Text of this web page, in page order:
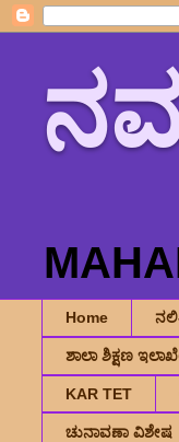
Home
ಶಾಲಾ ಶಿಕ್ಷಣ
KAR TET
ಚುನಾವಣಾ ವಿಶೇಷ